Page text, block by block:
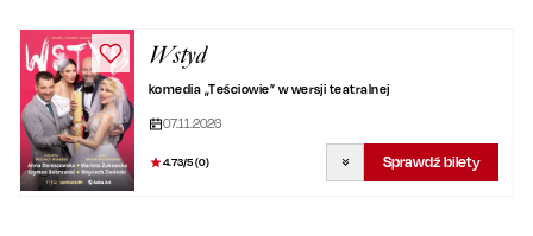
Wstyd
komedia „Teściowie” w wersji teatralnej
07.11.2026
4.73/5 (0) Sprawdź bilety